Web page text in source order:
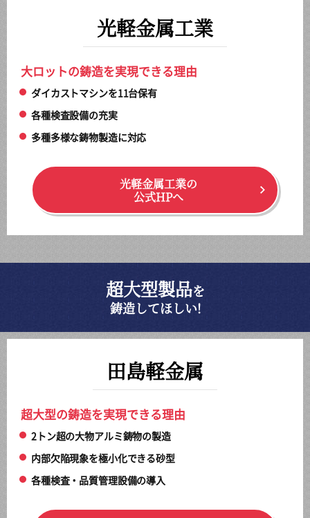
光軽金属工業
大ロットの鋳造を実現できる理由
ダイカストマシンを11台保有
各種検査設備の充実
多種多様な鋳物製造に対応
光軽金属工業の
公式HPへ
超大型製品を
鋳造してほしい!
田島軽金属
超大型の鋳造を実現できる理由
2トン超の大物アルミ鋳物の製造
内部欠陥現象を極小化できる砂型
各種検査・品質管理設備の導入